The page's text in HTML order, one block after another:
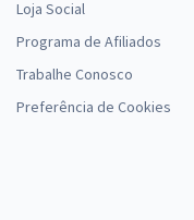
Loja Social
Programa de Afiliados
Trabalhe Conosco
Preferência de Cookies